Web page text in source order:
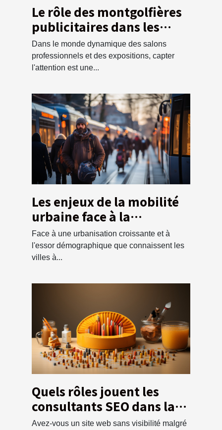
Le rôle des montgolfières
publicitaires dans les
salons professionnels et
les expositions
Dans le monde dynamique des salons
professionnels et des expositions, capter
l'attention est une...
Les enjeux de la mobilité
urbaine face à la
croissance
démographique
Face à une urbanisation croissante et à
l'essor démographique que connaissent les
villes à...
Quels rôles jouent les
consultants SEO dans la
visibilité d’un site web ?
Avez-vous un site web sans visibilité malgré